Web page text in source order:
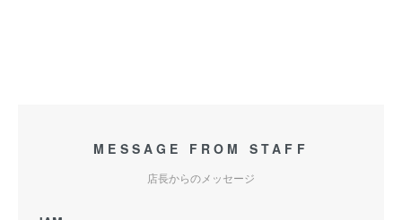
MESSAGE FROM STAFF
店長からのメッセージ